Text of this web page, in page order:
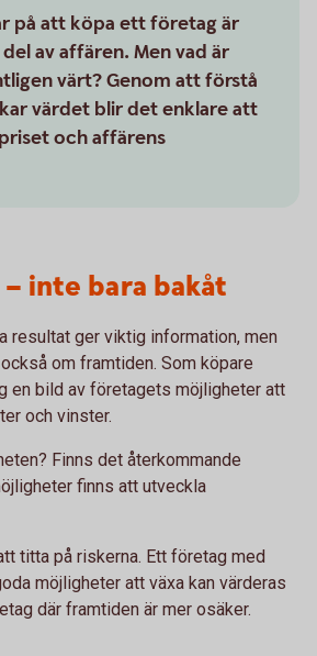
på att köpa ett företag är
av affären. Men vad är
värt? Genom att förstå
värdet blir det enklare att
och affärens
inte bara bakåt
resultat ger viktig information, men
om framtiden. Som köpare
en bild av företagets möjligheter att
och vinster.
Finns det återkommande
finns att utveckla
titta på riskerna. Ett företag med
möjligheter att växa kan värderas
där framtiden är mer osäker.